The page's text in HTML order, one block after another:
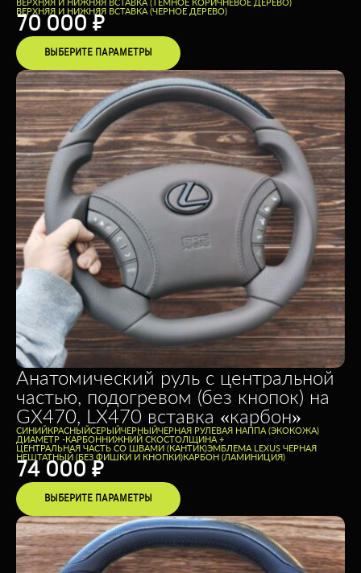
ВЕРХНЯЯ И НИЖНЯЯ ВСТАВКА (ЧЕРНОЕ ДЕРЕВО)
70 000 ₽
ВЫБЕРИТЕ ПАРАМЕТРЫ
Анатомический руль с центральной
частью, подогревом (без кнопок) на
GX470, LX470 вставка «карбон»
CИНИЙКРАСНЫЙСЕРЫЙЧЕРНЫЙЧЕРНАЯ РУЛЕВАЯ НАППА (ЭКОКОЖА)
ДИАМЕТР -КАРБОННИЖНИЙ СКОСТОЛЩИНА +
ЦЕНТРАЛЬНАЯ ЧАСТЬ СО ШВАМИ (КАНТИК)ЭМБЛЕМА LEXUS ЧЕРНАЯ
НЕШТАТНЫЙ (БЕЗ ФИШКИ И КНОПКИ)КАРБОН (ЛАМИНИЦИЯ)
74 000 ₽
ВЫБЕРИТЕ ПАРАМЕТРЫ